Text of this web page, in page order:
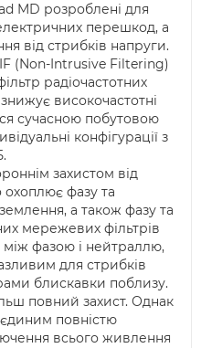
MD розроблені для
перешкод, а
від стрибків напруги.
(Non-Intrusive Filtering)
радіочастотних
високочастотні
сучасною побутовою
конфігурації з
захистом від
фазу та
а також фазу та
мережевих фільтрів
між фазою і нейтраллю,
для стрибків
блискавки поблизу.
повний захист. Однак
повністю
всього живлення